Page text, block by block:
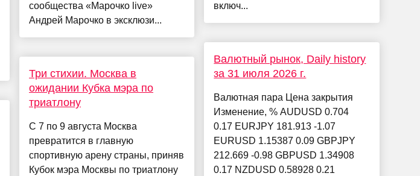
сообщества «Марочко live»
Андрей Марочко в эксклюзи...
Три стихии. Москва в
ожидании Кубка мэра по
триатлону
С 7 по 9 августа Москва
превратится в главную
спортивную арену страны, приняв
Кубок мэра Москвы по триатлону
включ...
Валютный рынок, Daily history
за 31 июля 2026 г.
Валютная пара Цена закрытия
Изменение, % AUDUSD 0.704
0.17 EURJPY 181.913 -1.07
EURUSD 1.15387 0.09 GBPJPY
212.669 -0.98 GBPUSD 1.34908
0.17 NZDUSD 0.58928 0.21